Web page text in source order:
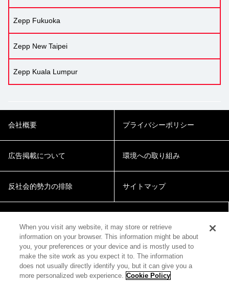
Zepp Fukuoka
Zepp New Taipei
Zepp Kuala Lumpur
会社概要 プライバシーポリシー
広告掲載について 環境への取り組み
反社会的勢力の排除 サイトマップ
© 2018 Zepp Hall Network Inc.
When you visit any website, it may store or retrieve
information on your browser. This information might be about
you, your preferences or your device and is mostly used to
make the site work as you expect it to. The information
does not usually directly identify you, but it can give you a
more personalized web experience. Cookie Policy